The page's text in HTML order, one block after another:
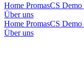
Home PromasCS Demo
Über uns
Home PromasCS Demo
Über uns